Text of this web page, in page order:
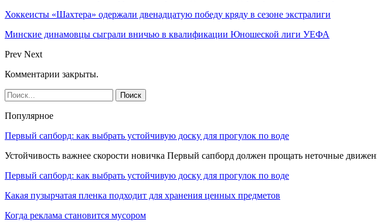
Хоккеисты «Шахтера» одержали двенадцатую победу кряду в сезоне экстралиги
Минские динамовцы сыграли вничью в квалификации Юношеской лиги УЕФА
Prev Next
Комментарии закрыты.
Популярное
Первый сапборд: как выбрать устойчивую доску для прогулок по воде
Устойчивость важнее скорости новичка Первый сапборд должен прощать неточные
Первый сапборд: как выбрать устойчивую доску для прогулок по воде
Какая пузырчатая пленка подходит для хранения ценных предметов
Когда реклама становится мусором